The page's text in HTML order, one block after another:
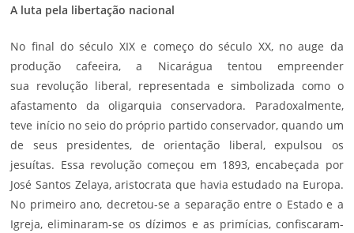
A luta pela libertação nacional
No final do século XIX e começo do século XX, no auge da
produção cafeeira, a Nicarágua tentou empreender
sua revolução liberal, representada e simbolizada como o
afastamento da oligarquia conservadora. Paradoxalmente,
teve início no seio do próprio partido conservador, quando um
de seus presidentes, de orientação liberal, expulsou os
jesuítas. Essa revolução começou em 1893, encabeçada por
José Santos Zelaya, aristocrata que havia estudado na Europa.
No primeiro ano, decretou-se a separação entre o Estado e a
Igreja, eliminaram-se os dízimos e as primícias, confiscaram-